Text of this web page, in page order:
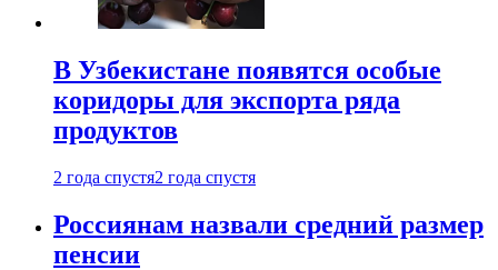
В Узбекистане появятся особые
коридоры для экспорта ряда
продуктов
2 года спустя2 года спустя
Россиянам назвали средний размер
пенсии